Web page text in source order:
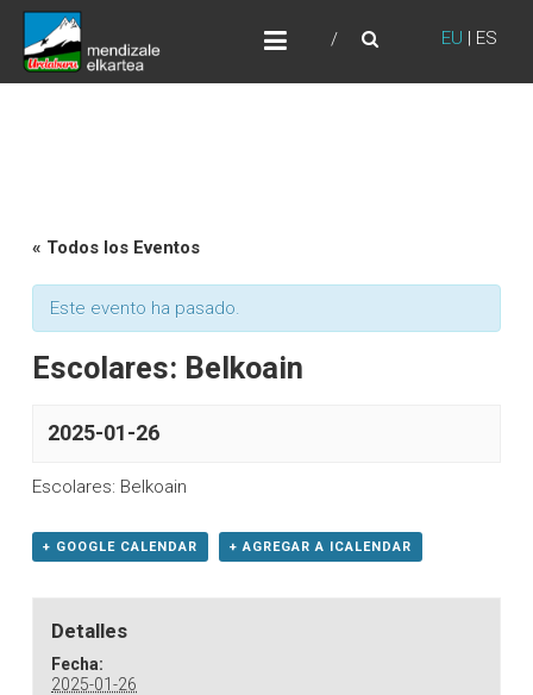
Skip
content
EU | ES
URDABURU
Grupo de Montaña
« Todos los Eventos
Este evento ha pasado.
Escolares: Belkoain
2025-01-26
Escolares: Belkoain
+ GOOGLE CALENDAR + AGREGAR A ICALENDAR
Detalles
Fecha:
2025-01-26